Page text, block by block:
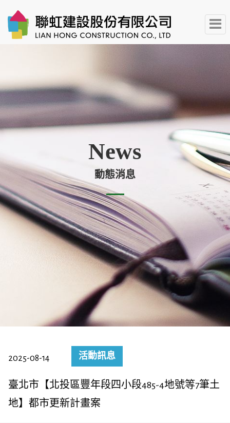
News
動態消息
2025-08-14 活動訊息
臺北市【北投區豐年段四小段485-4地號等7筆土
地】都市更新計畫案